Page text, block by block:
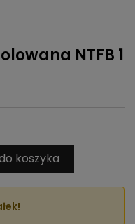
NTFB 1
koszyka